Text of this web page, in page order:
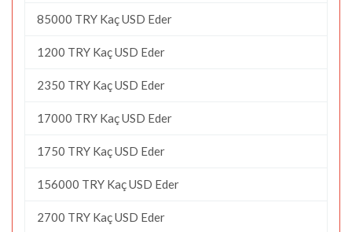
85000 TRY Kaç USD Eder
1200 TRY Kaç USD Eder
2350 TRY Kaç USD Eder
17000 TRY Kaç USD Eder
1750 TRY Kaç USD Eder
156000 TRY Kaç USD Eder
2700 TRY Kaç USD Eder